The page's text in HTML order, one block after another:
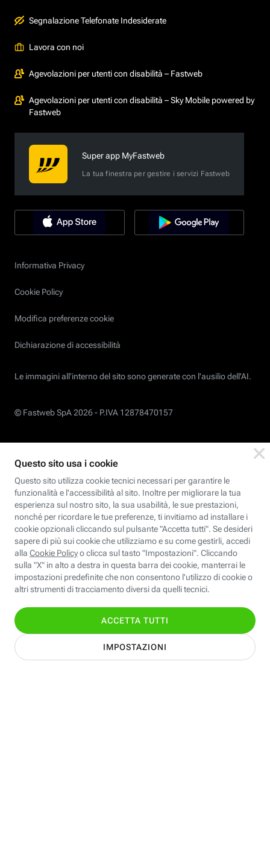
Segnalazione Telefonate Indesiderate
Lavora con noi
Agevolazioni per utenti con disabilità – Fastweb
Agevolazioni per utenti con disabilità – Sky Mobile powered by
Fastweb
Super app MyFastweb
La tua finestra per gestire i servizi Fastweb
Informativa Privacy
Cookie Policy
Modifica preferenze cookie
Dichiarazione di accessibilità
Le immagini all’interno del sito sono generate con l'ausilio dell'AI.
© Fastweb SpA 2026 - P.IVA 12878470157